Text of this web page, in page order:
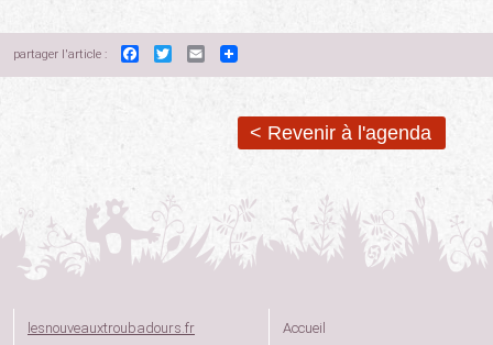
partager l'article : Facebook
TwitterEmail
< Revenir à l'agenda
lesnouveauxtroubadours.fr
Accueil